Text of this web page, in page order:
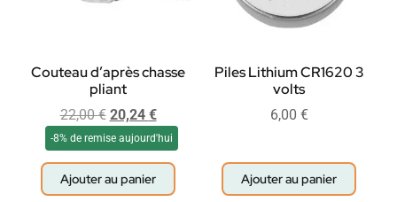
Couteau d’après chasse
pliant
22,00€ 20,24 €
-8% de remise aujourd'hui
Ajouter au panier
Piles Lithium CR1620 3
volts
6,00 €
Ajouter au panier